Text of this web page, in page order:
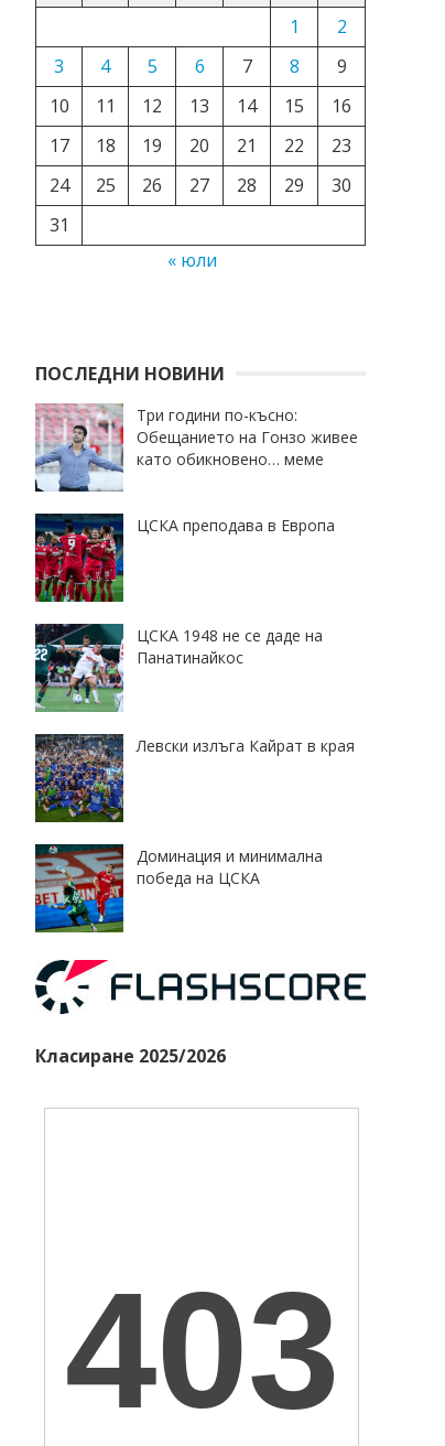
1
2
3
4 5 6 7 8
9
10
11 12 13 14 15
16
17
18 19 20 21 22
23
24
25 26 27 28 29
30
31
« юли
ПОСЛЕДНИ НОВИНИ
Три години по-късно:
Обещанието на Гонзо живее
като обикновено… меме
ЦСКА преподава в Европа
ЦСКА 1948 не се даде на
Панатинайкос
Левски излъга Кайрат в края
Доминация и минимална
победа на ЦСКА
Класиране 2025/2026